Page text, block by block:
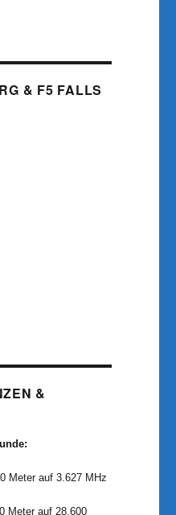
& F5 FALLS
&
Meter auf 3.627 MHz
Meter auf 28.600